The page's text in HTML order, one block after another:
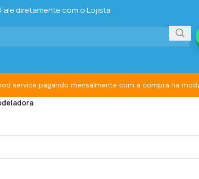
diretamente com o Lojista
service pagando mensalmente com a compra na